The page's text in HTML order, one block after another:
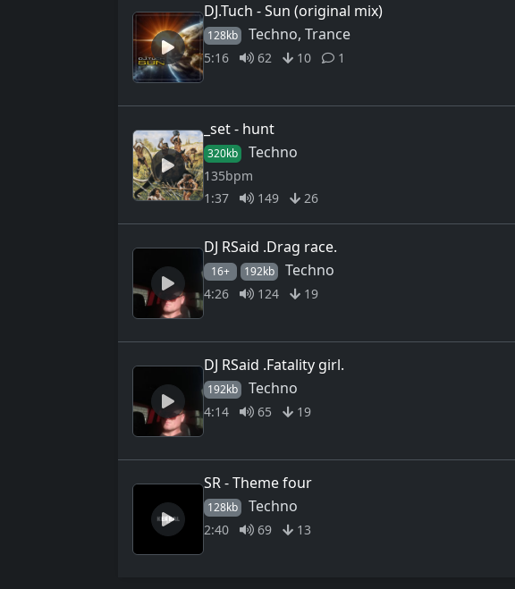
DJ.Tuch - Sun (original mix)
128kb Techno, Trance
5:16 62 10 1
_set - hunt
320kb Techno
135bpm
1:37
149 26
DJ RSaid .Drag race.
16+ 192kb Techno
4:26 124 19
DJ RSaid .Fatality girl.
192kb Techno
4:14 65 19
SR - Theme four
128kb Techno
2:40 69 13